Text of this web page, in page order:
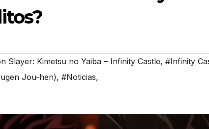
Slayer: Kimetsu no Yaiba – Infinity Castle, #Infinity
Jou-hen), #Noticias,